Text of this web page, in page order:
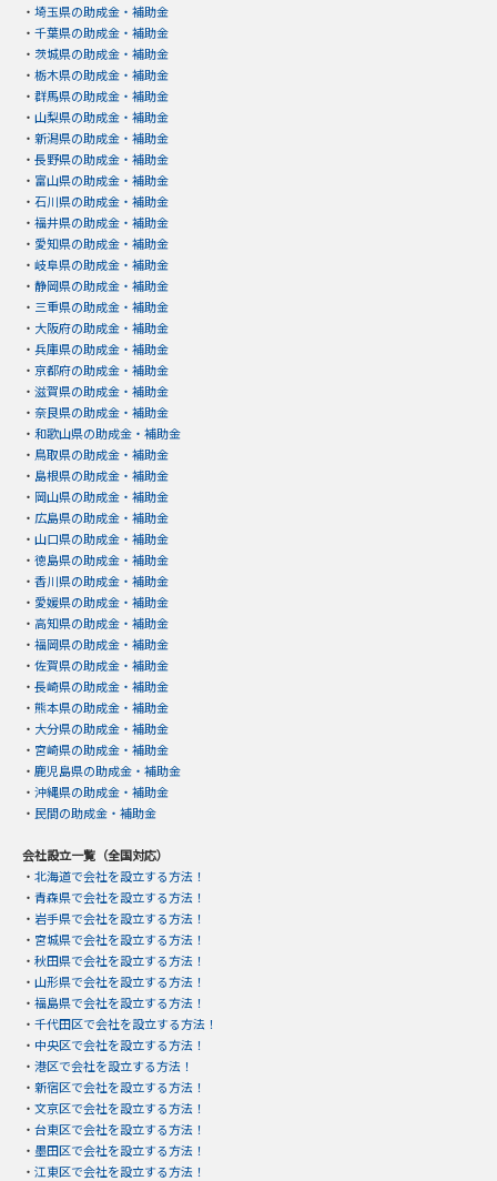
・ 埼玉県の助成金・補助金
・ 千葉県の助成金・補助金
・ 茨城県の助成金・補助金
・ 栃木県の助成金・補助金
・ 群馬県の助成金・補助金
・ 山梨県の助成金・補助金
・ 新潟県の助成金・補助金
・ 長野県の助成金・補助金
・ 富山県の助成金・補助金
・ 石川県の助成金・補助金
・ 福井県の助成金・補助金
・ 愛知県の助成金・補助金
・ 岐阜県の助成金・補助金
・ 静岡県の助成金・補助金
・ 三重県の助成金・補助金
・ 大阪府の助成金・補助金
・ 兵庫県の助成金・補助金
・ 京都府の助成金・補助金
・ 滋賀県の助成金・補助金
・ 奈良県の助成金・補助金
・ 和歌山県の助成金・補助金
・ 鳥取県の助成金・補助金
・ 島根県の助成金・補助金
・ 岡山県の助成金・補助金
・ 広島県の助成金・補助金
・ 山口県の助成金・補助金
・ 徳島県の助成金・補助金
・ 香川県の助成金・補助金
・ 愛媛県の助成金・補助金
・ 高知県の助成金・補助金
・ 福岡県の助成金・補助金
・ 佐賀県の助成金・補助金
・ 長崎県の助成金・補助金
・ 熊本県の助成金・補助金
・ 大分県の助成金・補助金
・ 宮崎県の助成金・補助金
・ 鹿児島県の助成金・補助金
・ 沖縄県の助成金・補助金
・ 民間の助成金・補助金
会社設立一覧（全国対応）
・ 北海道で会社を設立する方法！
・ 青森県で会社を設立する方法！
・ 岩手県で会社を設立する方法！
・ 宮城県で会社を設立する方法！
・ 秋田県で会社を設立する方法！
・ 山形県で会社を設立する方法！
・ 福島県で会社を設立する方法！
・ 千代田区で会社を設立する方法！
・ 中央区で会社を設立する方法！
・ 港区で会社を設立する方法！
・ 新宿区で会社を設立する方法！
・ 文京区で会社を設立する方法！
・ 台東区で会社を設立する方法！
・ 墨田区で会社を設立する方法！
・ 江東区で会社を設立する方法！